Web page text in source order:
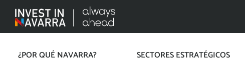
¿POR QUÉ NAVARRA? SECTORES ESTRATÉGICOS